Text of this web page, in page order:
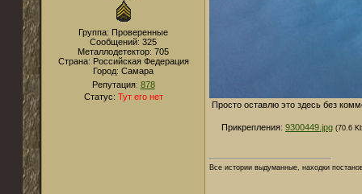
Группа: Проверенные
Сообщений: 325
Металлодетектор: 705
Страна: Российская Федерация
Город: Самара
Репутация: 878
Статус: Тут его нет
Просто оставлю это здесь без
Прикрепления: 9300449.jpg (70.6
Все истории выдуманные, находки